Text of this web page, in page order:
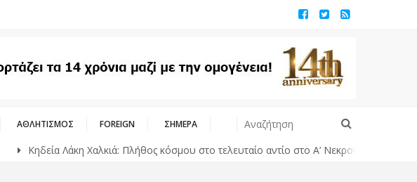
ΑΘΛΗΤΙΣΜΟΣ FOREIGN ΣΗΜΕΡΑ
Κηδεία Λάκη Χαλκιά: Πλήθος κόσμου στο τελευταίο αντίο στο Α’ Νεκροταφείο Αθηνών –